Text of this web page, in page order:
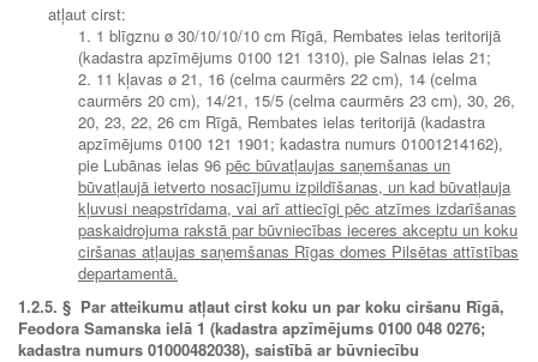
atļaut cirst:
1. 1 blīgznu ø 30/10/10/10 cm Rīgā, Rembates ielas teritorijā
(kadastra apzīmējums 0100 121 1310), pie Salnas ielas 21;
2. 11 kļavas ø 21, 16 (celma caurmērs 22 cm), 14 (celma
caurmērs 20 cm), 14/21, 15/5 (celma caurmērs 23 cm), 30, 26,
20, 23, 22, 26 cm Rīgā, Rembates ielas teritorijā (kadastra
apzīmējums 0100 121 1901; kadastra numurs 01001214162),
pie Lubānas ielas 96 pēc būvatļaujas saņemšanas un
būvatļaujā ietverto nosacījumu izpildīšanas, un kad būvatļauja
kļuvusi neapstrīdama, vai arī attiecīgi pēc atzīmes izdarīšanas
paskaidrojuma rakstā par būvniecības ieceres akceptu un koku
ciršanas atļaujas saņemšanas Rīgas domes Pilsētas attīstības
departamentā.
1.2.5. § Par atteikumu atļaut cirst koku un par koku ciršanu Rīgā,
Feodora Samanska ielā 1 (kadastra apzīmējums 0100 048 0276;
kadastra numurs 01000482038), saistībā ar būvniecību